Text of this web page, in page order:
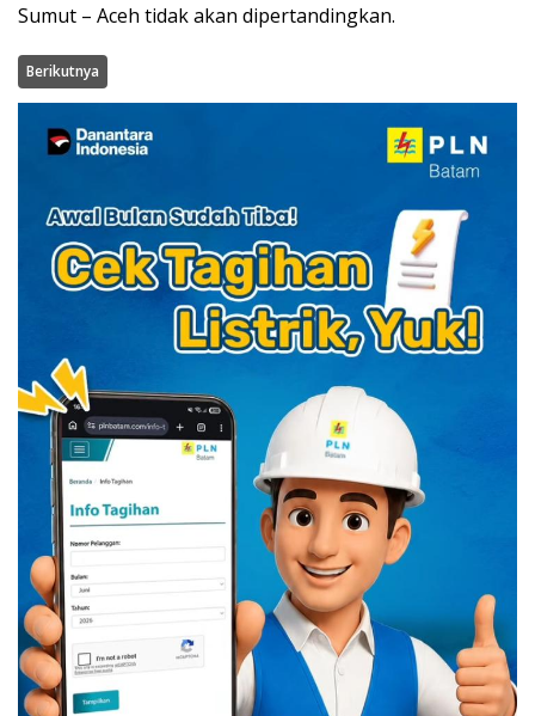
Sumut – Aceh tidak akan dipertandingkan.
Berikutnya